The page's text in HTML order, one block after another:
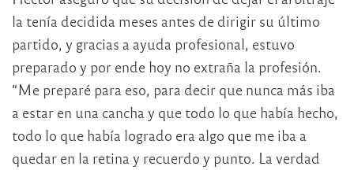
la tenía decidida meses antes de dirigir su último
partido, y gracias a ayuda profesional, estuvo
preparado y por ende hoy no extraña la profesión.
“Me preparé para eso, para decir que nunca más iba
a estar en una cancha y que todo lo que había hecho,
todo lo que había logrado era algo que me iba a
quedar en la retina y recuerdo y punto. La verdad